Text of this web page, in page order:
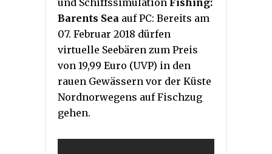
und Schiffssimulation Fishing:
Barents Sea auf PC: Bereits am
07. Februar 2018 dürfen
virtuelle Seebären zum Preis
von 19,99 Euro (UVP) in den
rauen Gewässern vor der Küste
Nordnorwegens auf Fischzug
gehen.